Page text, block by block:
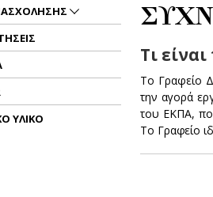
Τι
Το Γραφείο
την αγορά
του ΕΚΠΑ,
Το Γραφείο
ΥΛΙΚΟ